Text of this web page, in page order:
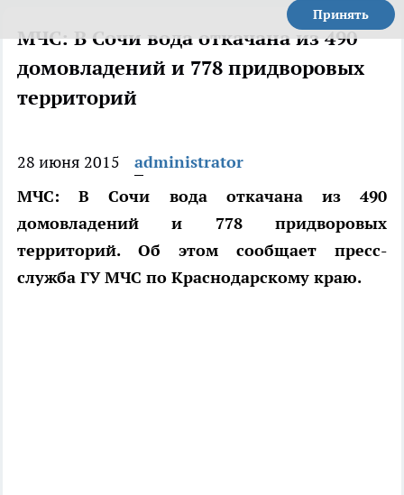
Принять
МЧС: В Сочи вода откачана из 490
домовладений и 778 придворовых
территорий
28 июня 2015
administrator
МЧС: В Сочи вода откачана из 490
домовладений и 778 придворовых
территорий. Об этом сообщает пресс-
служба ГУ МЧС по Краснодарскому краю.